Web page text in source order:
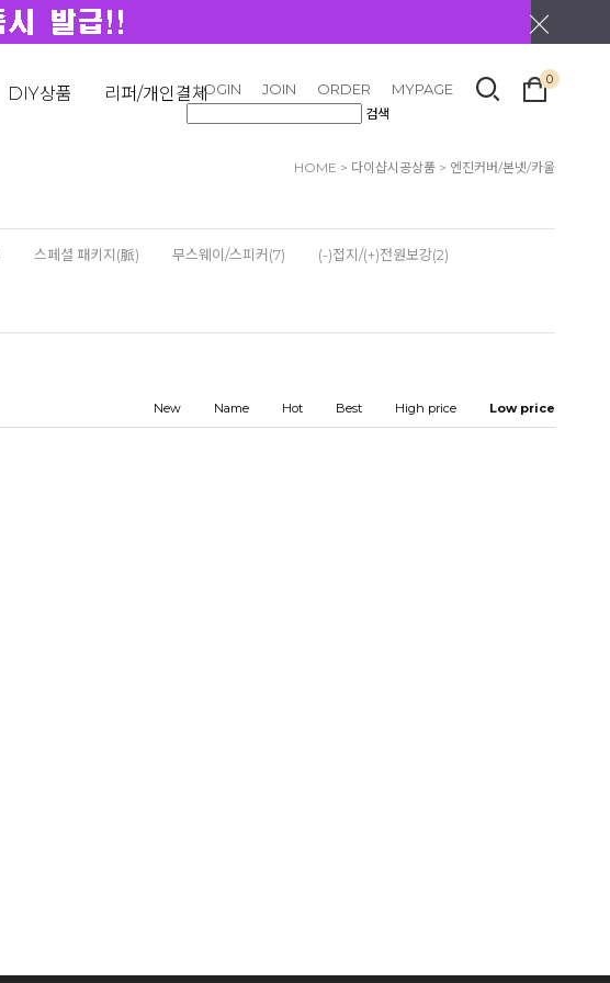
DIY상품 리퍼/개인결제LOGIN JOIN ORDER MYPAGE
0
검색
HOME > 다이샵시공상품 > 엔진커버/본넷/카울
스페셜 패키지(脈) 무스웨이/스피커(7) (-)접지/(+)전원보강(2)
New Name Hot Best High price Low price